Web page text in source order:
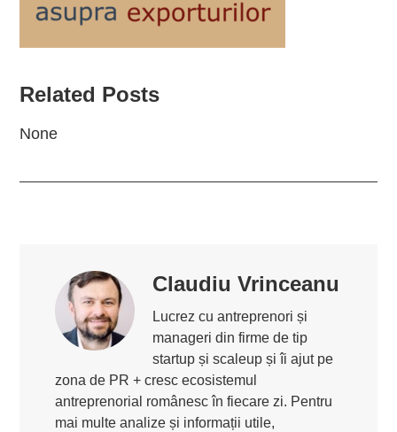
Related Posts
None
Claudiu Vrinceanu
Lucrez cu antreprenori și
manageri din firme de tip
startup și scaleup și îi ajut pe
zona de PR + cresc ecosistemul
antreprenorial românesc în fiecare zi. Pentru
mai multe analize și informații utile,